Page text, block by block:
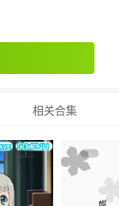
相关合集